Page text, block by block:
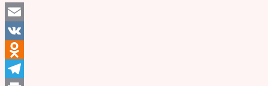
Email
VK
Odnoklassniki